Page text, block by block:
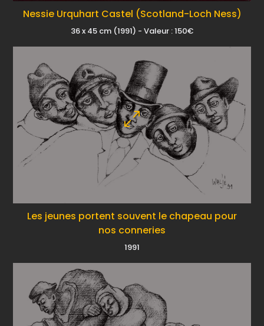
Nessie Urquhart Castel (Scotland-Loch Ness)
36 x 45 cm (1991) - Valeur : 150€
Les jeunes portent souvent le chapeau pour
nos conneries
1991